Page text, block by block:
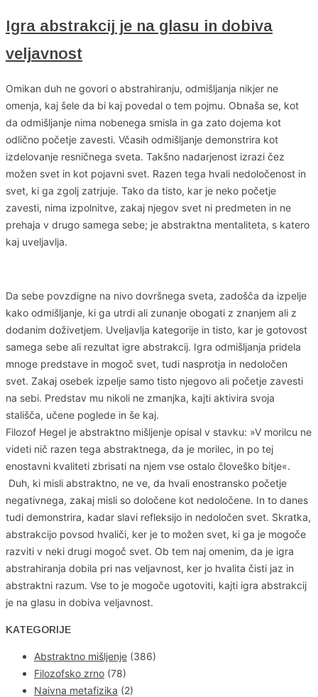
Igra abstrakcij je na glasu in dobiva
veljavnost
Omikan duh ne govori o abstrahiranju, odmišljanja nikjer ne
omenja, kaj šele da bi kaj povedal o tem pojmu. Obnaša se, kot
da odmišljanje nima nobenega smisla in ga zato dojema kot
odlično početje zavesti. Včasih odmišljanje demonstrira kot
izdelovanje resničnega sveta. Takšno nadarjenost izrazi čez
možen svet in kot pojavni svet. Razen tega hvali nedoločenost in
svet, ki ga zgolj zatrjuje. Tako da tisto, kar je neko početje
zavesti, nima izpolnitve, zakaj njegov svet ni predmeten in ne
prehaja v drugo samega sebe; je abstraktna mentaliteta, s katero
kaj uveljavlja.
Da sebe povzdigne na nivo dovršnega sveta, zadošča da izpelje
kako odmišljanje, ki ga utrdi ali zunanje obogati z znanjem ali z
dodanim doživetjem. Uveljavlja kategorije in tisto, kar je gotovost
samega sebe ali rezultat igre abstrakcij. Igra odmišljanja pridela
mnoge predstave in mogoč svet, tudi nasprotja in nedoločen
svet. Zakaj osebek izpelje samo tisto njegovo ali početje zavesti
na sebi. Predstav mu nikoli ne zmanjka, kajti aktivira svoja
stališča, učene poglede in še kaj.
Filozof Hegel je abstraktno mišljenje opisal v stavku: »V morilcu ne
videti nič razen tega abstraktnega, da je morilec, in po tej
enostavni kvaliteti zbrisati na njem vse ostalo človeško bitje«.
Duh, ki misli abstraktno, ne ve, da hvali enostransko početje
negativnega, zakaj misli so določene kot nedoločene. In to danes
tudi demonstrira, kadar slavi refleksijo in nedoločen svet. Skratka,
abstrakcijo povsod hvaliči, ker je to možen svet, ki ga je mogoče
razviti v neki drugi mogoč svet. Ob tem naj omenim, da je igra
abstrahiranja dobila pri nas veljavnost, ker jo hvalita čisti jaz in
abstraktni razum. Vse to je mogoče ugotoviti, kajti igra abstrakcij
je na glasu in dobiva veljavnost.
KATEGORIJE
Abstraktno mišljenje (386)
Filozofsko zrno (78)
Naivna metafizika (2)